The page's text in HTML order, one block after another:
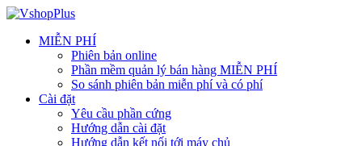
MIỄN PHÍ
Phiên bản online
Phần mềm quản lý bán hàng MIỄN PHÍ
So sánh phiên bản miễn phí và có phí
Cài đặt
Yêu cầu phần cứng
Hướng dẫn cài đặt
Hướng dẫn kết nối tới máy chủ